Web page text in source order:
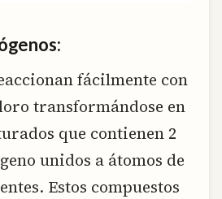
fácilmente con
transformándose en
que contienen 2
unidos a átomos de
Estos compuestos